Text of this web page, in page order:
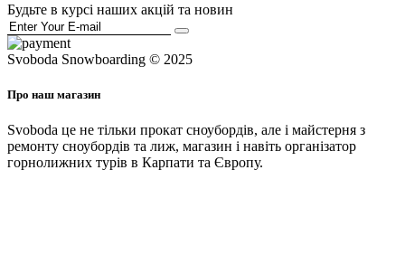
Будьте в курсі наших акцій та новин
Svoboda Snowboarding © 2025
Про наш магазин
Svoboda це не тільки прокат сноубордів, але і майстерня з
ремонту сноубордів та лиж, магазин і навіть організатор
горнолижних турів в Карпати та Європу.